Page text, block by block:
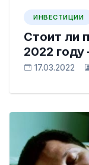
ИНВЕСТИЦИИ
Стоит ли
2022 году
17.03.2022